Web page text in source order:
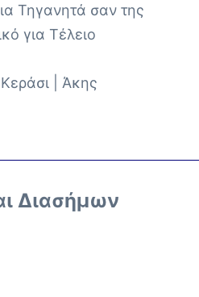
Τηγανητά σαν της
για Τέλειο
| Άκης
Διασήμων